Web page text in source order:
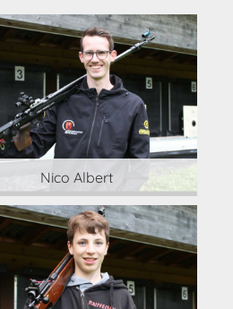
Nico Albert